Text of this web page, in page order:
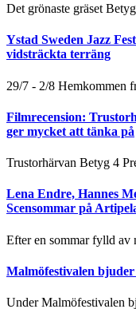
Det grönaste gräset
Ystad Sweden Jazz
vidsträckta terräng
29/7 - 2/8 Hemkommen
Filmrecension:
ger mycket att tänka på
Trustorhärvan Betyg 4
Lena Endre, Hannes
Scensommar på
Efter en sommar fylld
Malmöfestivalen
Under Malmöfestivalen